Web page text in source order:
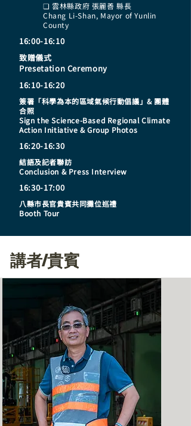
❏ 雲林縣政府 張麗善 縣長
Chang Li-Shan, Mayor of Yunlin
County
16:00-16:10
致贈儀式
Presetation Ceremony
16:10-16:20
簽署「科學為本的區域氣候行動倡議」& 團體
合照
Sign the Science-Based Regional Climate
Action Initiative & Group Photos
16:20-16:30
結語及記者聯訪
Conclusion & Press Interview
16:30-17:00
八縣市長官貴賓共同攤位巡禮
Booth Tour
講者/貴賓